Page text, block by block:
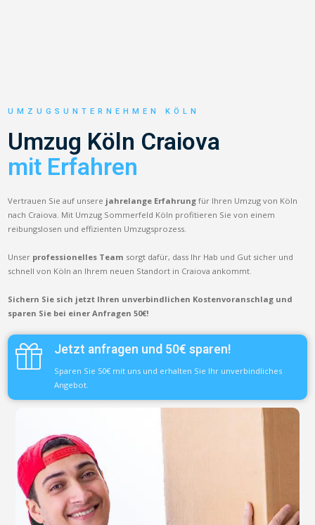
UMZUGSUNTERNEHMEN KÖLN
Umzug Köln Craiova
mit Erfahren
Vertrauen Sie auf unsere jahrelange Erfahrung für Ihren Umzug von Köln
nach Craiova. Mit Umzug Sommerfeld Köln profitieren Sie von einem
reibungslosen und effizienten Umzugsprozess.
Unser professionelles Team sorgt dafür, dass Ihr Hab und Gut sicher und
schnell von Köln an Ihrem neuen Standort in Craiova ankommt.
Sichern Sie sich jetzt Ihren unverbindlichen Kostenvoranschlag und
sparen Sie bei einer Anfragen 50€!
Jetzt anfragen und 50€ sparen!
Sparen Sie 50€ mit uns und erhalten Sie Ihr unverbindliches
Angebot.